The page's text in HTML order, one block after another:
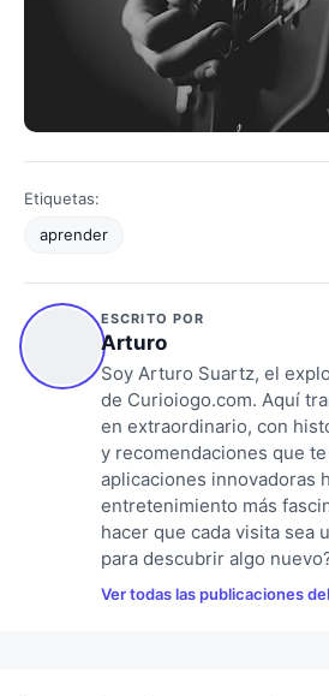
Etiquetas:
aprender
ESCRITO POR
Arturo
Soy Arturo Suartz, el
de Curioiogo.com. Aquí
en extraordinario, con
y recomendaciones que
aplicaciones innovadoras
entretenimiento más
hacer que cada visita sea
para descubrir algo
Ver todas las publicaciones